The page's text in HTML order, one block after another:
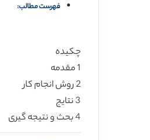
فهرست مطالب:
چکیده
1 مقدمه
2 روش انجام کار
3 نتایج
4 بحث و نتیجه گیری